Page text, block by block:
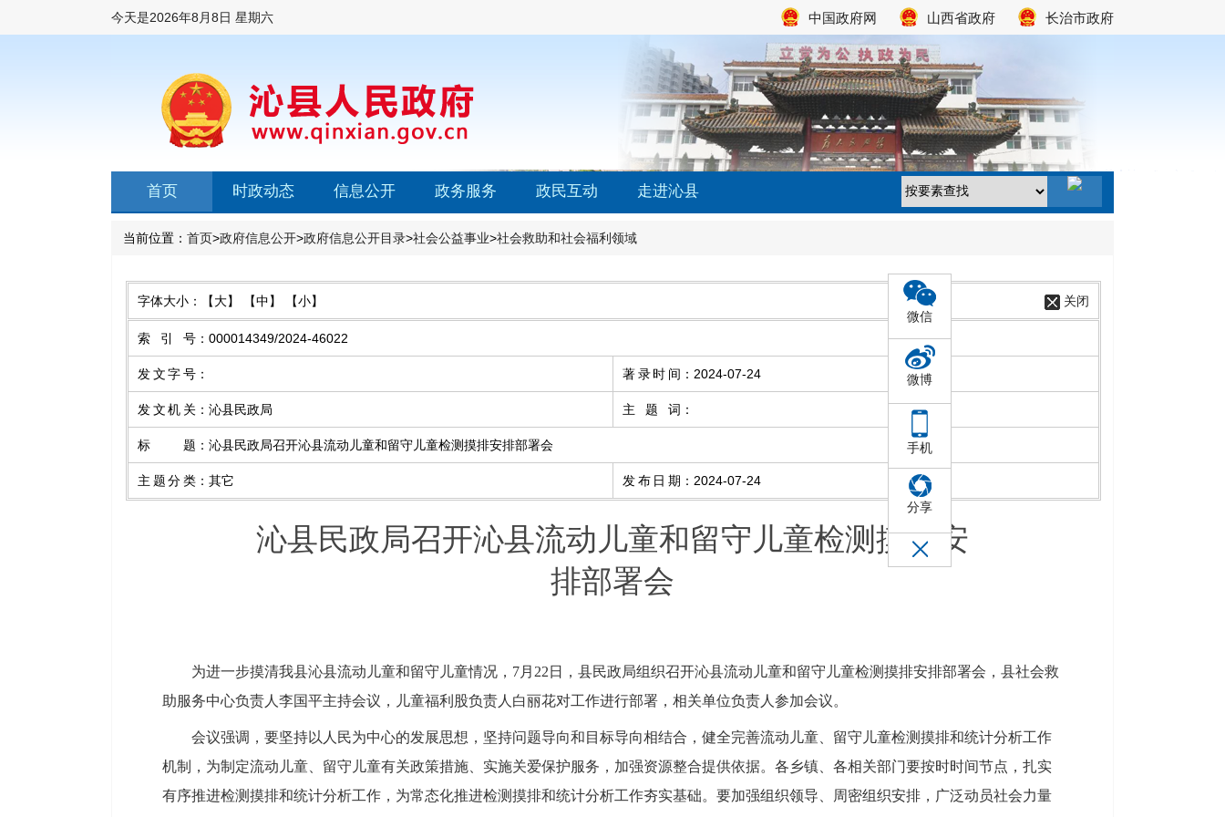
微信
微博
手机
分享
今天是2026年8月8日 星期六 中国政府网 山西省政府 长治市政府
首页 时政动态 信息公开 政务服务 政民互动 走进沁县
当前位置： 首页>政府信息公开>政府信息公开目录>社会公益事业>社会救助和社会福利领域
字体大小： 【大】 【中】 【小】 关闭
索引号 ： 000014349/2024-46022
发文字号 ： 著录时间 ： 2024-07-24
发文机关 ： 沁县民政局 主题词 ：
标题 ： 沁县民政局召开沁县流动儿童和留守儿童检测摸排安排部署会
主题分类 ： 其它 发布日期 ： 2024-07-24
沁县民政局召开沁县流动儿童和留守儿童检测摸排安
排部署会
为进一步摸清我县沁县流动儿童和留守儿童情况，7月22日，县民政局组织召开沁县流动儿童和留守儿童检测摸排安排部署会，县社会救
助服务中心负责人李国平主持会议，儿童福利股负责人白丽花对工作进行部署，相关单位负责人参加会议。
会议强调，要坚持以人民为中心的发展思想，坚持问题导向和目标导向相结合，健全完善流动儿童、留守儿童检测摸排和统计分析工作
机制，为制定流动儿童、留守儿童有关政策措施、实施关爱保护服务，加强资源整合提供依据。各乡镇、各相关部门要按时时间节点，扎实
有序推进检测摸排和统计分析工作，为常态化推进检测摸排和统计分析工作夯实基础。要加强组织领导、周密组织安排，广泛动员社会力量